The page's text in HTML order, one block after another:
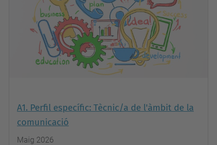
A1. Perfil específic: Tècnic/a de l'àmbit de la
comunicació
Maig 2026